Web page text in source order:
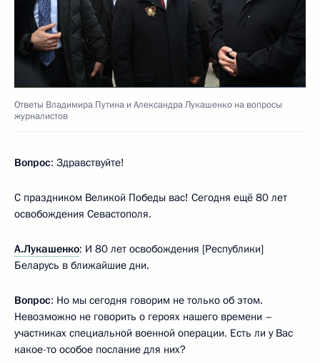
Ответы Владимира Путина и Александра Лукашенко на вопросы
журналистов
Вопрос: Здравствуйте!
С праздником Великой Победы вас! Сегодня ещё 80 лет
освобождения Севастополя.
А.Лукашенко: И 80 лет освобождения [Республики]
Беларусь в ближайшие дни.
Вопрос: Но мы сегодня говорим не только об этом.
Невозможно не говорить о героях нашего времени –
участниках специальной военной операции. Есть ли у Вас
какое-то особое послание для них?